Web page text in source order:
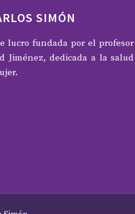
SIMÓN
lucro fundada por el profesor
Jiménez, dedicada a la salud